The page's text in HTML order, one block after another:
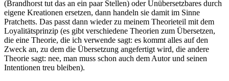
(Brandhorst tut das an ein paar Stellen) oder Unübersetzbares durch
eigene Kreationen ersetzen, dann handeln sie damit im Sinne
Pratchetts. Das passt dann wieder zu meinem Theorieteil mit dem
Loyalitätsprinzip (es gibt verschiedene Theorien zum Übersetzen,
die eine Theorie, die ich verwende sagt: es kommt alles auf den
Zweck an, zu dem die Übersetzung angefertigt wird, die andere
Theorie sagt: nee, man muss schon auch dem Autor und seinen
Intentionen treu bleiben).